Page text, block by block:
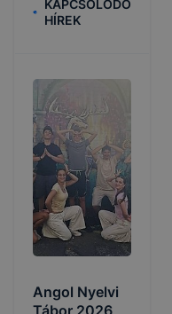
KAPCSOLÓDÓ
HÍREK
Angol Nyelvi
Tábor 2026